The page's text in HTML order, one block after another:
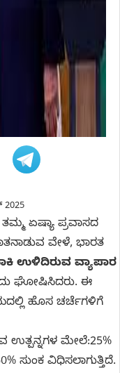
ಏಷ್ಯಾ ಪ್ರವಾಸದ
ವೇಳೆ, ಭಾರತ
ಉಳಿದಿರುವ ವ್ಯಾಪಾರ
ಘೋಷಿಸಿದರು. ಈ
ಹೊಸ ಚರ್ಚೆಗಳಿಗೆ
ಉತ್ಪನ್ನಗಳ ಮೇಲೆ:25%
ಸುಂಕ ವಿಧಿಸಲಾಗುತ್ತಿದೆ.